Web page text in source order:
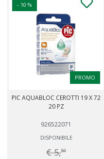
- 10 %
PROMO
PIC AQUABLOC CEROTTI 19 X 72
20 PZ
926522071
DISPONIBILE
€ 5,80